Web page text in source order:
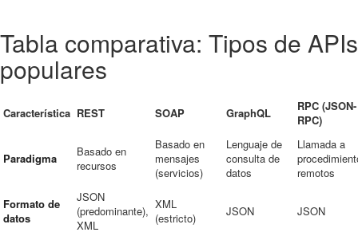
Tabla comparativa: Tipos de APIs
populares
Característica REST SOAP GraphQL
RPC (JSON-
RPC)
Paradigma
Basado en
recursos
Basado en
mensajes
(servicios)
Lenguaje de
consulta de
datos
Llamada a
remotos
Formato de
datos
JSON
(predominante),
XML
XML
(estricto)
JSON JSON